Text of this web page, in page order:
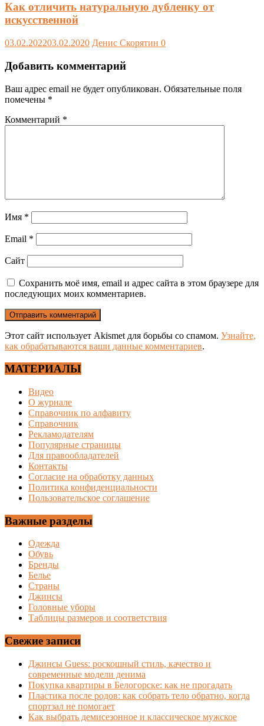
Как отличить натуральную дубленку от
искусственной
03.02.202203.02.2020 Денис Скорятин 0
Добавить комментарий
Ваш адрес email не будет опубликован. Обязательные поля
помечены *
Комментарий *
Имя *
Email *
Сайт
Сохранить моё имя, email и адрес сайта в этом браузере для
последующих моих комментариев.
Этот сайт использует Akismet для борьбы со спамом. Узнайте,
как обрабатываются ваши данные комментариев.
МАТЕРИАЛЫ
Видео
О журнале
Справочник по алфавиту
Справочник
Рекламодателям
Популярные страницы
Для правообладателей
Контакты
Согласие на обработку данных
Политика конфиденциальности
Пользовательское соглашение
Важные разделы
Одежда
Обувь
Бренды
Белье
Страны
Джинсы
Головные уборы
Таблицы размеров и соответствия
Свежие записи
Джинсы Guess: роскошный стиль, качество и
современные модели денима
Покупка квартиры в Белогорске: как не прогадать
Пластика после родов: как собрать тело обратно, когда
спортзал не помогает
Как выбрать демисезонное и классическое мужское